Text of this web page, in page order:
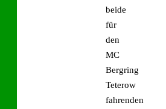
beide
für
den
MC
Bergring
Teterow
fahrenden